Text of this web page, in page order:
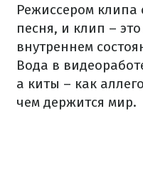
Режиссером
песня, и клип –
внутреннем
Вода в
а киты – как
чем держится мир.